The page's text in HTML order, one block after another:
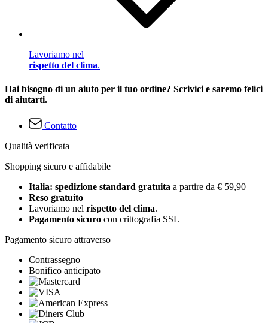
Lavoriamo nel
rispetto del clima.
Hai bisogno di un aiuto per il tuo ordine? Scrivici e saremo felici
di aiutarti.
Contatto
Qualità verificata
Shopping sicuro e affidabile
Italia: spedizione standard gratuita a partire da € 59,90
Reso gratuito
Lavoriamo nel rispetto del clima.
Pagamento sicuro con crittografia SSL
Pagamento sicuro attraverso
Contrassegno
Bonifico anticipato